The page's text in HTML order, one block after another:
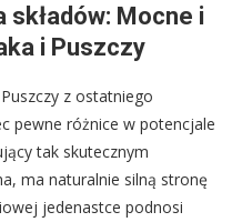
Mocne i
i Puszczy
z ostatniego
pewne różnice w potencjale
tak skutecznym
ma naturalnie silną stronę
jedenastce podnosi